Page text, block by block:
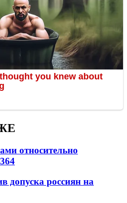
относительно
364
допуска россиян на